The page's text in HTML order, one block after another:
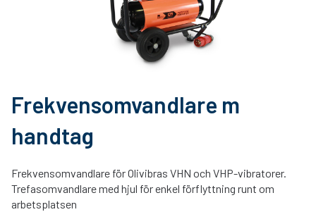
Frekvensomvandlare m
handtag
Frekvensomvandlare för Olivibras VHN och VHP-vibratorer.
Trefasomvandlare med hjul för enkel förflyttning runt om
arbetsplatsen